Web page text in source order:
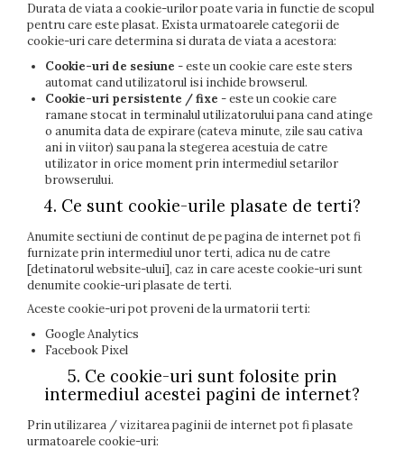
Durata de viata a cookie-urilor poate varia in functie de scopul
pentru care este plasat. Exista urmatoarele categorii de
cookie-uri care determina si durata de viata a acestora:
Cookie-uri de sesiune - este un cookie care este sters
automat cand utilizatorul isi inchide browserul.
Cookie-uri persistente / fixe - este un cookie care
ramane stocat in terminalul utilizatorului pana cand atinge
o anumita data de expirare (cateva minute, zile sau cativa
ani in viitor) sau pana la stegerea acestuia de catre
utilizator in orice moment prin intermediul setarilor
browserului.
4. Ce sunt cookie-urile plasate de terti?
Anumite sectiuni de continut de pe pagina de internet pot fi
furnizate prin intermediul unor terti, adica nu de catre
[detinatorul website-ului], caz in care aceste cookie-uri sunt
denumite cookie-uri plasate de terti.
Aceste cookie-uri pot proveni de la urmatorii terti:
Google Analytics
Facebook Pixel
5. Ce cookie-uri sunt folosite prin
intermediul acestei pagini de internet?
Prin utilizarea / vizitarea paginii de internet pot fi plasate
urmatoarele cookie-uri: